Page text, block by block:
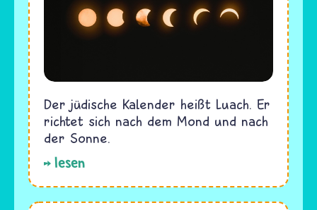
Der jüdische Kalender heißt Luach. Er
richtet sich nach dem Mond und nach
der Sonne.
lesen